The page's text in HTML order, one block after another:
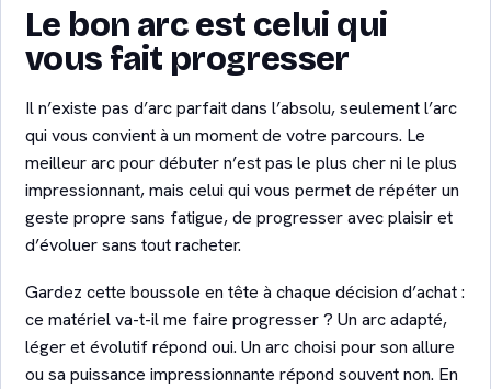
Le bon arc est celui qui
vous fait progresser
Il n’existe pas d’arc parfait dans l’absolu, seulement l’arc
qui vous convient à un moment de votre parcours. Le
meilleur arc pour débuter n’est pas le plus cher ni le plus
impressionnant, mais celui qui vous permet de répéter un
geste propre sans fatigue, de progresser avec plaisir et
d’évoluer sans tout racheter.
Gardez cette boussole en tête à chaque décision d’achat :
ce matériel va-t-il me faire progresser ? Un arc adapté,
léger et évolutif répond oui. Un arc choisi pour son allure
ou sa puissance impressionnante répond souvent non. En